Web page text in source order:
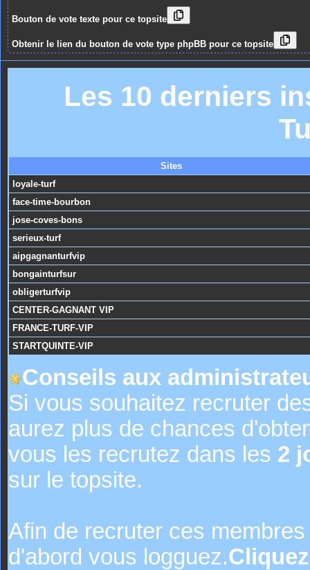
Bouton de vote texte pour ce topsite
Obtenir le lien du bouton de vote type phpBB pour ce topsite
Les 10 derniers
Sites
loyale-turf
face-time-bourbon
jose-coves-bons
serieux-turf
aipgagnanturfvip
bongainturfsur
obligerturfvip
CENTER-GAGNANT VIP
FRANCE-TURF-VIP
STARTQUINTE-VIP
Conseils aux
Si vous souhaitez recruter
aurez plus de chances
vous les recrutez dans les 2
sur le topsite.
Afin de recruter ces
d'abord vous logguez.